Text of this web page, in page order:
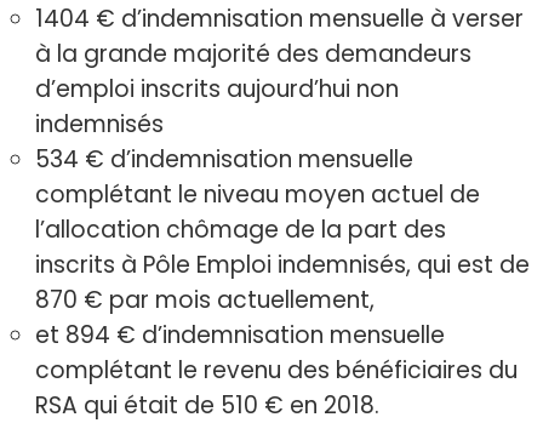
1404 € d’indemnisation mensuelle à verser
à la grande majorité des demandeurs
d’emploi inscrits aujourd’hui non
indemnisés
534 € d’indemnisation mensuelle
complétant le niveau moyen actuel de
l’allocation chômage de la part des
inscrits à Pôle Emploi indemnisés, qui est de
870 € par mois actuellement,
et 894 € d’indemnisation mensuelle
complétant le revenu des bénéficiaires du
RSA qui était de 510 € en 2018.